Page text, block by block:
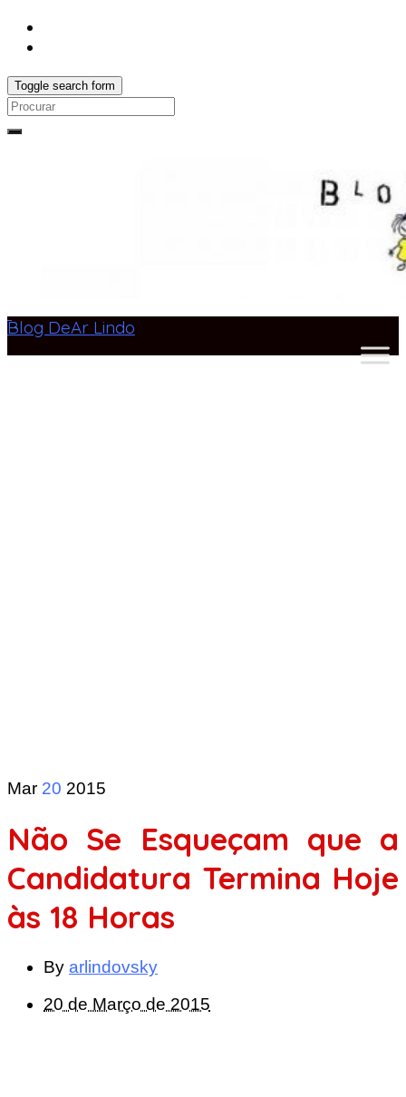
Toggle search form
Search
Blog DeAr Lindo
Mar 20 2015
Não Se Esqueçam que a
Candidatura Termina Hoje
às 18 Horas
By arlindovsky
20 de Março de 2015